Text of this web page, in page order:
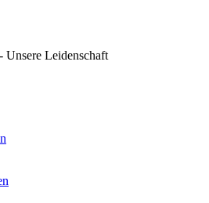
Unsere Leidenschaft